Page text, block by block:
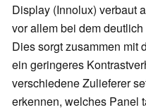
Display (Innolux) verbaut
vor allem bei dem
Dies sorgt zusammen mit
ein geringeres
verschiedene Zulieferer
erkennen, welches Panel